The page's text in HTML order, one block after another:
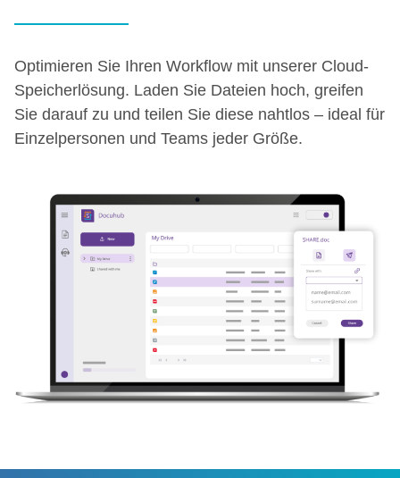
Optimieren Sie Ihren Workflow mit unserer Cloud-
Speicherlösung. Laden Sie Dateien hoch, greifen
Sie darauf zu und teilen Sie diese nahtlos – ideal für
Einzelpersonen und Teams jeder Größe.